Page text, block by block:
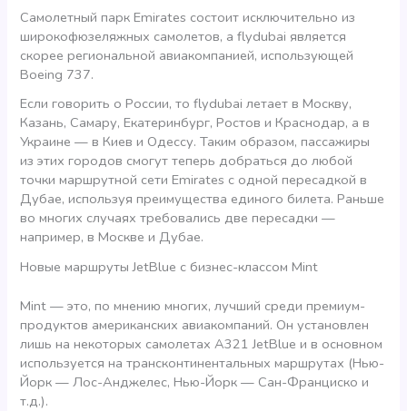
Самолетный парк Emirates состоит исключительно из
широкофюзеляжных самолетов, а flydubai является
скорее региональной авиакомпанией, использующей
Boeing 737.
Если говорить о России, то flydubai летает в Москву,
Казань, Самару, Екатеринбург, Ростов и Краснодар, а в
Украине — в Киев и Одессу. Таким образом, пассажиры
из этих городов смогут теперь добраться до любой
точки маршрутной сети Emirates с одной пересадкой в
Дубае, используя преимущества единого билета. Раньше
во многих случаях требовались две пересадки —
например, в Москве и Дубае.
Новые маршруты JetBlue c бизнес-классом Mint
Mint — это, по мнению многих, лучший среди премиум-
продуктов американских авиакомпаний. Он установлен
лишь на некоторых самолетах А321 JetBlue и в основном
используется на трансконтинентальных маршрутах (Нью-
Йорк — Лос-Анджелес, Нью-Йорк — Сан-Франциско и
т.д.).